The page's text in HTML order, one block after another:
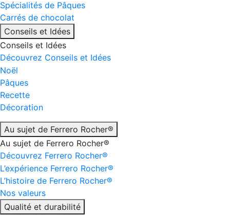
Spécialités de Pâques
Carrés de chocolat
Conseils et Idées
Conseils et Idées
Découvrez Conseils et Idées
Noël
Pâques
Recette
Décoration
Au sujet de Ferrero Rocher®
Au sujet de Ferrero Rocher®
Découvrez Ferrero Rocher®
L’expérience Ferrero Rocher®
L’histoire de Ferrero Rocher®
Nos valeurs
Qualité et durabilité